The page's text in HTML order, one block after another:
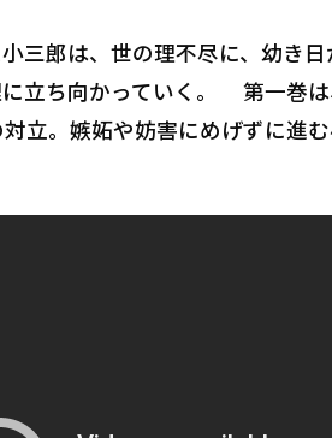
三郎は、世の理不尽に、幼き
立ち向かっていく。 第一巻
立。嫉妬や妨害にめげずに進